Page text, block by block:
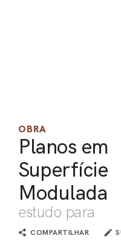
OBRA
Planos em
Superfície
Modulada
estudo para
COMPARTILHAR